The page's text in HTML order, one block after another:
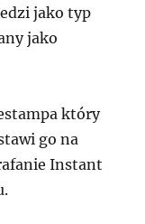
jako typ
jako
który
go na
Instant